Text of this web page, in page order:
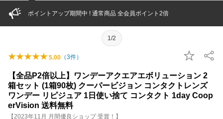
ポイントアップ期間中 ! 通常商品 全会員ポイント2倍
1/2
5.00 （3件）
【全品P2倍以上】ワンデーアクエアエボリューション 2
箱セット (1箱90枚) クーパービジョン コンタクトレンズ
ワンデー リピジュア 1日使い捨て コンタクト 1day Coop
erVision 送料無料
【2023年11月 月間優良ショップ 受賞！】